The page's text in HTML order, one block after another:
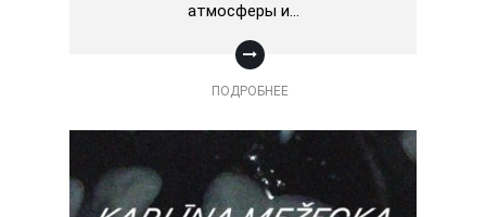
атмосферы и…
ПОДРОБНЕЕ